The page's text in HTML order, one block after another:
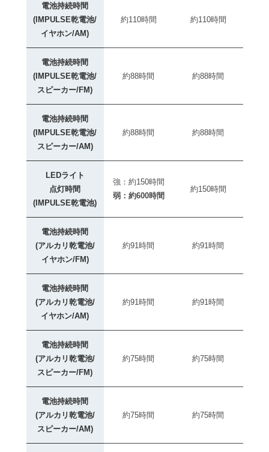
電池持続時間
(IMPULSE乾電池/
イヤホン/AM)
約110時間 約110時間
電池持続時間
(IMPULSE乾電池/
スピーカー/FM)
約88時間 約88時間
電池持続時間
(IMPULSE乾電池/
スピーカー/AM)
約88時間 約88時間
LEDライト
点灯時間
(IMPULSE乾電池)
強：約150時間
弱：約600時間
約150時間
電池持続時間
(アルカリ乾電池/
イヤホン/FM)
約91時間 約91時間
電池持続時間
(アルカリ乾電池/
イヤホン/AM)
約91時間 約91時間
電池持続時間
(アルカリ乾電池/
スピーカー/FM)
約75時間 約75時間
電池持続時間
(アルカリ乾電池/
スピーカー/AM)
約75時間 約75時間